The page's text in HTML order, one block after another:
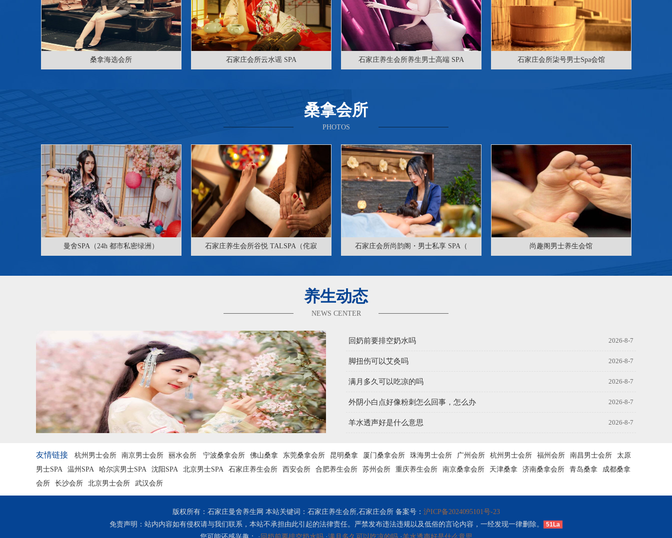
桑拿海选会所 石家庄会所云水谣 SPA 石家庄养生会所养生男士高端 SPA 石家庄会所柒号男士Spa会馆
桑拿会所
PHOTOS
曼舍SPA（24h 都市私密绿洲） 石家庄养生会所谷悦 TALSPA（侘寂 石家庄会所尚韵阁・男士私享 SPA（ 尚趣阁男士养生会馆
养生动态
NEWS CENTER
2026-8-7
回奶前要排空奶水吗
2026-8-7
脚扭伤可以艾灸吗
2026-8-7
满月多久可以吃凉的吗
2026-8-7
外阴小白点好像粉刺怎么回事，怎么办
2026-8-7
羊水透声好是什么意思
友情链接 杭州男士会所 南京男士会所 丽水会所 宁波桑拿会所 佛山桑拿 东莞桑拿会所 昆明桑拿 厦门桑拿会所 珠海男士会所 广州会所 杭州男士会所 福州会所 南昌男士会所
太原
男士SPA
温州SPA 哈尔滨男士SPA 沈阳SPA 北京男士SPA 石家庄养生会所 西安会所 合肥养生会所 苏州会所 重庆养生会所 南京桑拿会所 天津桑拿 济南桑拿会所 青岛桑拿
成都桑拿
会所
长沙会所 北京男士会所 武汉会所
版权所有：石家庄曼舍养生网 本站关键词：石家庄养生会所,石家庄会所 备案号： 沪ICP备2024095101号-23
免责声明：站内内容如有侵权请与我们联系，本站不承担由此引起的法律责任。严禁发布违法违规以及低俗的言论内容，一经发现一律删除。
51La